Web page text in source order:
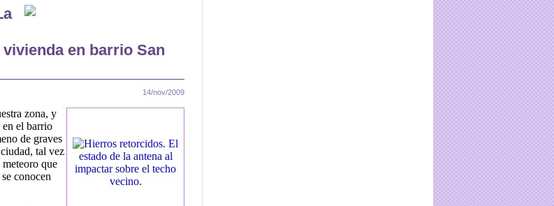
en barrio San
14/nov/2009
zona, y
en el barrio
de graves
tal vez
meteoro que
conocen